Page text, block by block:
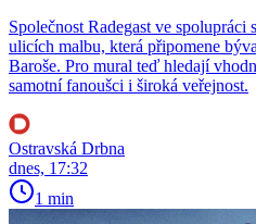
Společnost Radegast ve
ulicích malbu, která připomene
Baroše. Pro mural teď hledají
samotní fanoušci i široká veřejnost.
Ostravská Drbna
dnes, 17:32
1 min